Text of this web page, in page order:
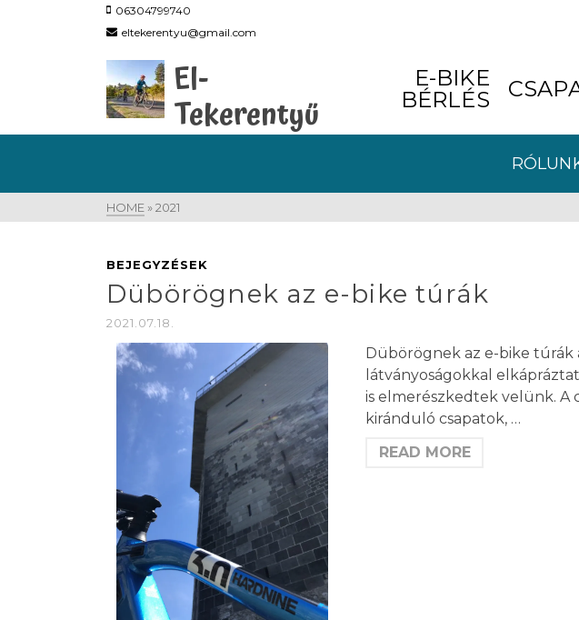
06304799740
eltekerentyu@gmail.com
El-
Tekerentyű
E-BIKE
BÉRLÉS
HOME »2021
BEJEGYZÉSEK
Dübörögnek az e-bike túrák
2021.07.18.
Dübörögnek az e-bike
látványoságokkal
is elmerészkedtek velünk. A
kiránduló csapatok, …
READ MORE